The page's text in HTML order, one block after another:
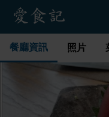
餐廳資訊 照片